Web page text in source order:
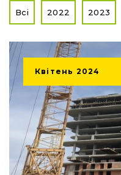
Всі 2022 2023
Квітень 2024